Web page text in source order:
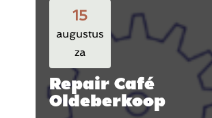
15
augustus
za
Repair Café
Oldeberkoop